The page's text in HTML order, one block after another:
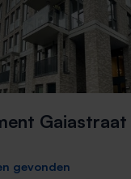
Gaiastraat
gevonden